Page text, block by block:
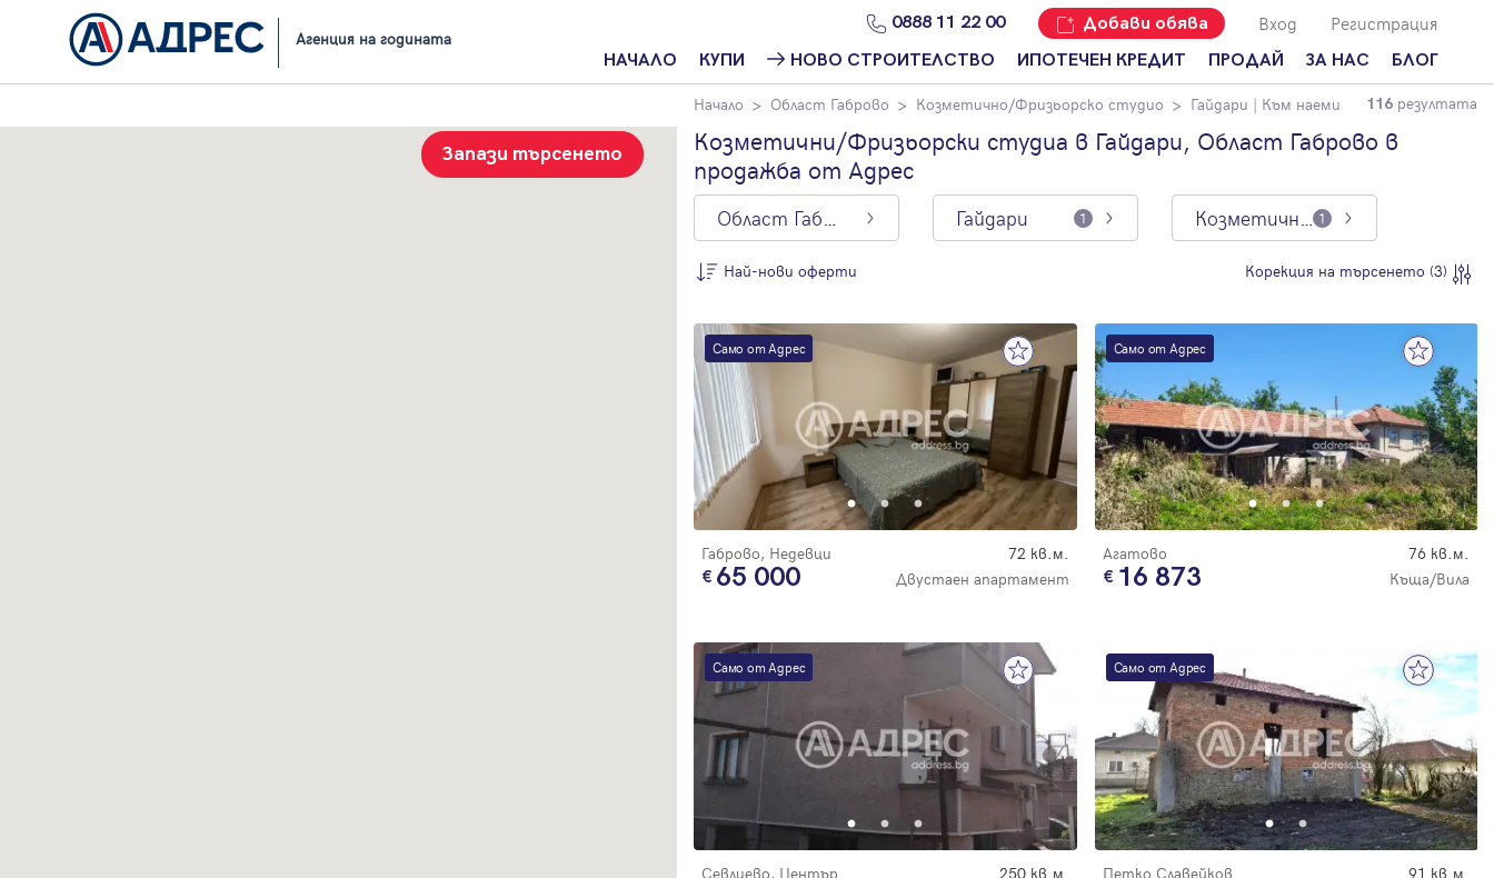
Агенция на годината
0888 11 22 00 Добави обява Вход Регистрация
НАЧАЛО КУПИ
Намери
имот
Защо да купя
имот с
Адрес?
НОВО СТРОИТЕЛСТВО
Ново
строителство
София
Ново
строителство
Варна
Ново
Ново
строителство
Проекти ново
строителство
ИПОТЕЧЕН КРЕДИТ ПРОДАЙ
Добави
имот с
Адрес?
ЗА НАС
Наши офиси
Кариери
Кои сме ние?
Мениджмънт
Address Run
Франчайз
въпроси
БЛОГ
За продавачи
За купувачи
Ипотечно
наемодатели
наематели
Анализ на
Новини
Начало Резултати от търсене
Начало Област Габрово Козметично/Фризьорско студио Гайдари | Към наеми 116 резултата
Козметични/Фризьорски студиа в Гайдари, Област Габрово в
продажба от Адрес
Запази търсенето
Област Габрово Гайдари 1 Козметично/Фризьорско студио 1
Най-нови оферти
Най-нови
оферти
Цена на кв.м.
С намалена
цена
Корекция на търсенето (3)
Само от Адрес
Габрово, Недевци 72 кв.м.
65 000 Двустаен апартамент
Само от Адрес
Агатово 76 кв.м.
16 873 Къща/Вила
Само от Адрес
Севлиево, Център 250 кв.м.
Само от Адрес
Петко Славейков 91 кв.м.